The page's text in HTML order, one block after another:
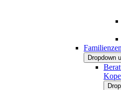
Dropdown